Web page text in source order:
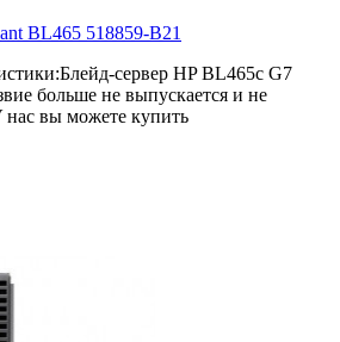
BL465 518859-B21
сервер HP BL465c G7
больше не выпускается и не
вы можете купить